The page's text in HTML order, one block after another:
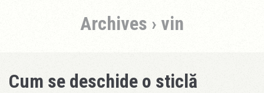
Archives › vin
Cum se deschide o sticlă